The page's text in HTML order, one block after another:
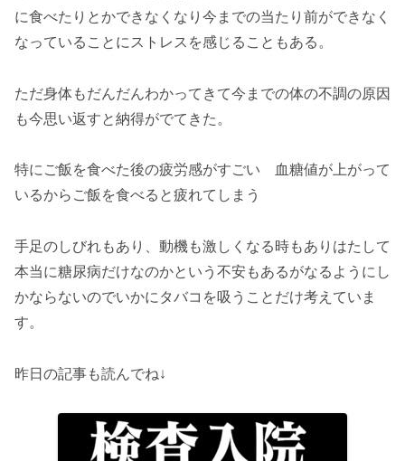
に食べたりとかできなくなり今までの当たり前ができなく
なっていることにストレスを感じることもある。
ただ身体もだんだんわかってきて今までの体の不調の原因
も今思い返すと納得がでてきた。
特にご飯を食べた後の疲労感がすごい 血糖値が上がって
いるからご飯を食べると疲れてしまう
手足のしびれもあり、動機も激しくなる時もありはたして
本当に糖尿病だけなのかという不安もあるがなるようにし
かならないのでいかにタバコを吸うことだけ考えていま
す。
昨日の記事も読んでね↓